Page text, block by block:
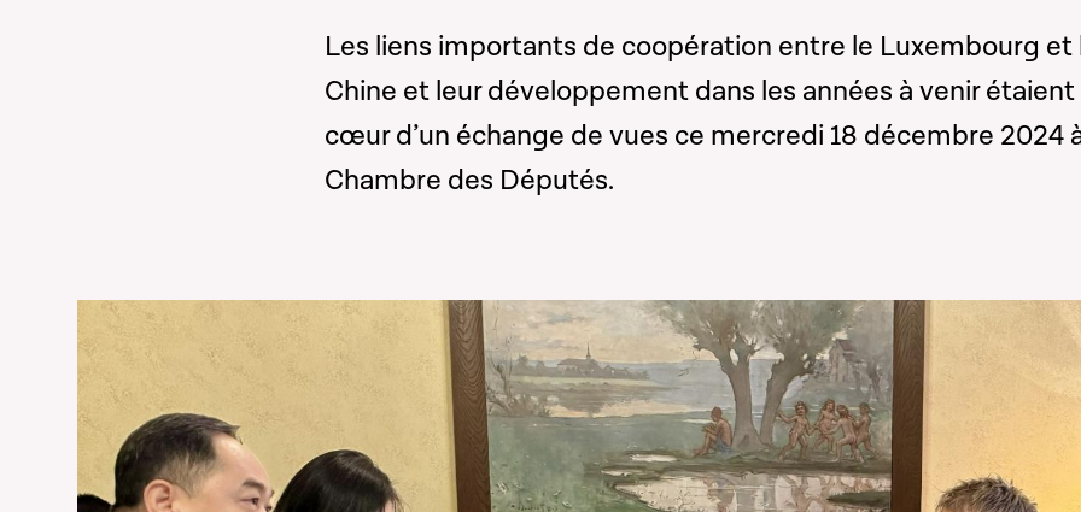
Les liens importants de coopération entre le Luxembourg et
Chine et leur développement dans les années à venir étaient
cœur d’un échange de vues ce mercredi 18 décembre 2024
Chambre des Députés.